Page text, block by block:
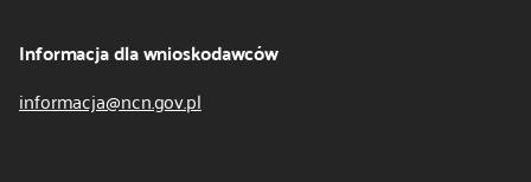
Informacja dla wnioskodawców
informacja@ncn.gov.pl